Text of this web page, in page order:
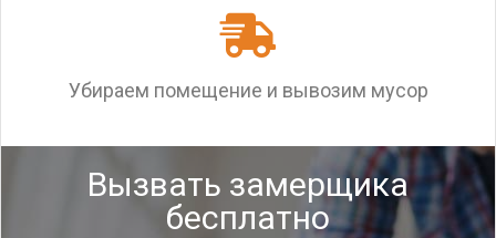
Убираем помещение и вывозим мусор
Вызвать замерщика
бесплатно